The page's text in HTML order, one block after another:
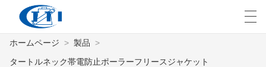
العربية česky
ホームページ > 製品 >
タートルネック帯電防止ポーラーフリースジャケット